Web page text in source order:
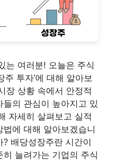
는 여러분! 오늘은 주식
주 투자’에 대해 알아보
장 상황 속에서 안정적
의 관심이 높아지고 있
자세히 살펴보고 실적
에 대해 알아보겠습니
배당성장주란 시간이
늘려가는 기업의 주식